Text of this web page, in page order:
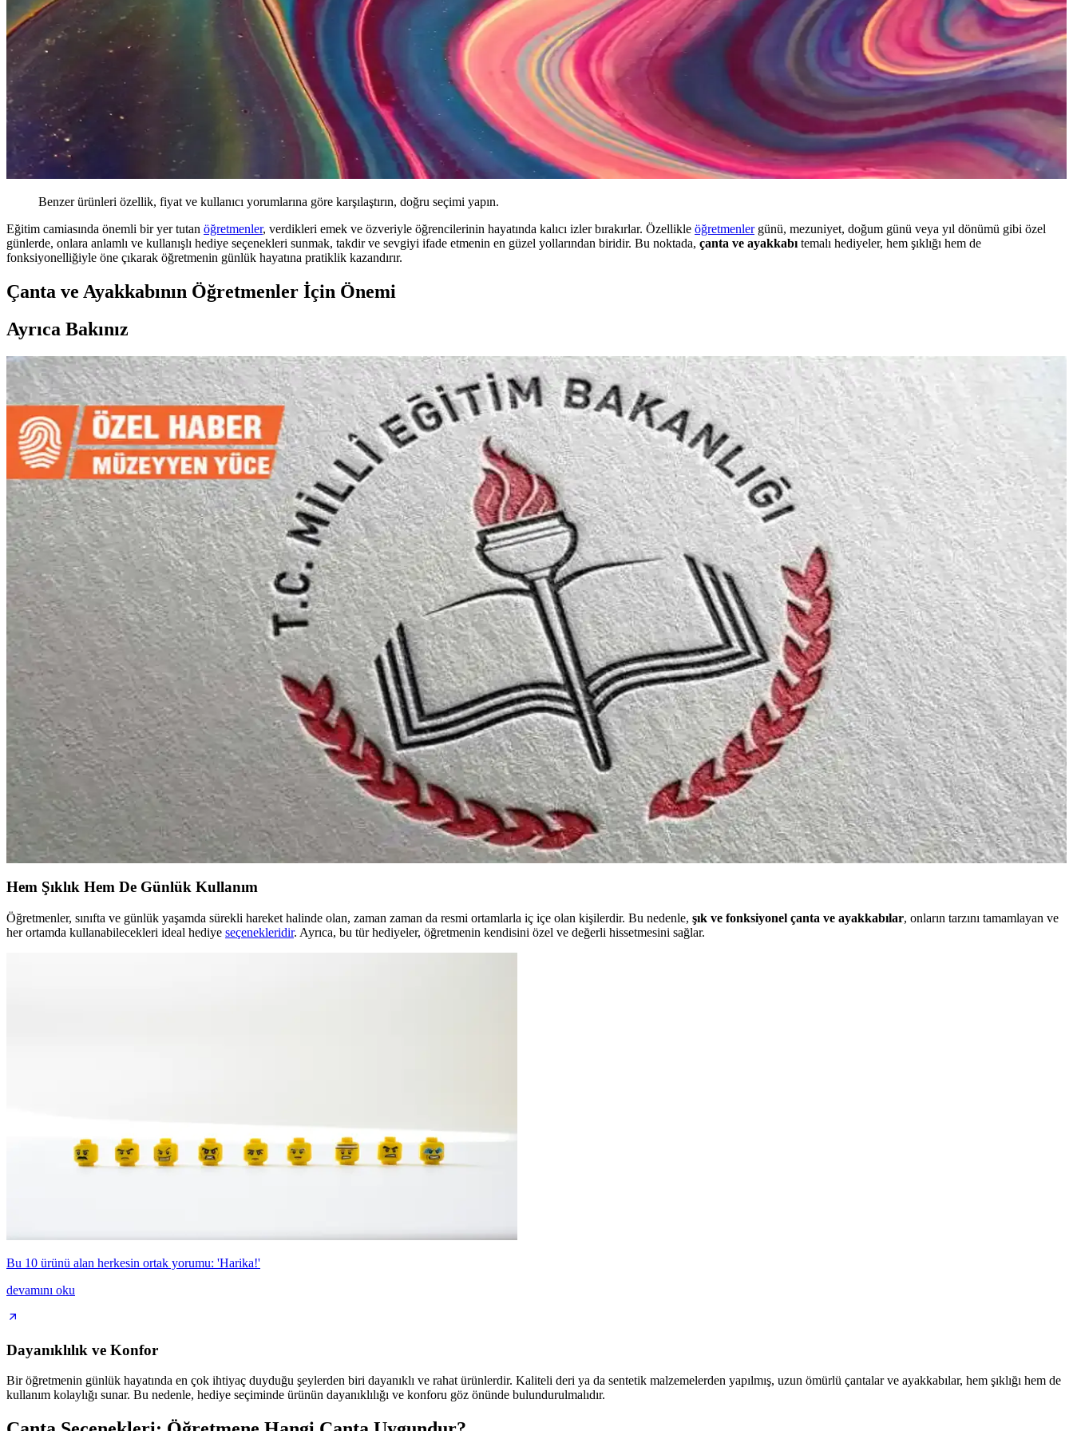
Benzer ürünleri özellik, fiyat ve kullanıcı yorumlarına göre karşılaştırın, doğru seçimi yapın.
Eğitim camiasında önemli bir yer tutan öğretmenler, verdikleri emek ve özveriyle öğrencilerinin hayatında kalıcı izler bırakırlar. Özellikle öğretmenlergünü, mezuniyet, doğum günü veya yıl dönümü gibi özel
günlerde, onlara anlamlı ve kullanışlı hediye seçenekleri sunmak, takdir ve sevgiyi ifade etmenin en güzel yollarından biridir. Bu noktada, çanta ve ayakkabı temalı hediyeler, hem şıklığı hem de
fonksiyonelliğiyle öne çıkarak öğretmenin günlük hayatına pratiklik kazandırır.
Çanta ve Ayakkabının Öğretmenler İçin Önemi
Ayrıca Bakınız
Öğretmen Çantası Seçim Rehberi: Dayanıklı, Şık ve İşlevsel Modeller
Öğretmen çantaları, dayanıklılık, şıklık ve fonksiyonelliği bir arada sunar. Geniş iç hacim, bölmeli tasarımlar ve modern modellerle mesleğinize uygun en iyi çantaları keşfedin.
Erkek Öğretmenler İçin Uygun Çanta ve Ayakkabı Hediye Seçenekleri 2023
Erkek öğretmenlere uygun şık ve dayanıklı çanta ile rahat ayakkabı seçenekleri, fonksiyonellik ve tarzı bir arada sunar, günlük ihtiyaçlarını karşılar ve takdirinizi gösterir.
Öğretmenlere Duygularımızı İfade Etmek İçin En Güzel Sözler ve Anlamlı Mesajlar
Öğretmenlere duyulan minneti ve takdiri ifade eden anlamlı sözler, onların emeklerine değer katarken motivasyonlarını artırır ve toplumda saygı ile anılmalarını sağlar.
Erkek Öğretmene Hediye: Çanta ve Ayakkabı Seçenekleriyle Uygun ve Şık Alternatifler
Erkek öğretmenler için şık ve kullanışlı çanta ve ayakkabı önerileriyle anlamlı hediye seçenekleri. Günlük ve resmi ihtiyaçlara uygun, konforlu ve estetik ürünlerle öğretmeninizi mutlu edin.
Öğretmenlere Duyulan Sevgi ve Saygıyı Yansıtan Güzel Sözler ve Anlamlı Mesajlar
Öğretmenlere duyulan sevgi ve saygıyı ifade eden anlamlı sözler, motivasyonu artırır ve toplumda değerli konumlarını pekiştirir. Bu sözler, teşekkür ve takdirin en içten ifadesidir.
Erkek Öğretmene Uygun Çanta ve Ayakkabı Hediye Seçenekleri 2023
Erkek öğretmenlere hediye seçerken tarz ve kullanışlılık ön planda. Çanta ve ayakkabı seçenekleriyle anlamlı ve uzun ömürlü hediye alternatifleri burada.
Erkek Öğretmene Doğum Günü Mesajı Örnekleri ve Yazım İpuçları
Öğretmeniniz için samimi ve anlamlı doğum günü mesajlarıyla ona olan sevgi ve saygınızı gösterebilirsiniz. İşte örnekler ve yazım ipuçlarıyla unutulmaz kutlamalar.
Öğretmen Yazısı Örnekleri ve Anlamlı Duygusal İfade Biçimleri
Öğretmen yazıları, içtenlikle kaleme alınan duygusal ifadelerle öğretmenlere sevgi ve minnettarlığı gösterir. Bu yazılar, özel günlerde, veda ve teşekkürlerde anlam kazanır ve öğretmen-öğrenci bağını güçlendirir.
Hem Şıklık Hem De Günlük Kullanım
Öğretmenler, sınıfta ve günlük yaşamda sürekli hareket halinde olan, zaman zaman da resmi ortamlarla iç içe olan kişilerdir. Bu nedenle, şık ve fonksiyonel çanta ve ayakkabılar, onların tarzını tamamlayan ve
her ortamda kullanabilecekleri ideal hediye seçenekleridir. Ayrıca, bu tür hediyeler, öğretmenin kendisini özel ve değerli hissetmesini sağlar.
Bu 10 ürünü alan herkesin ortak yorumu: 'Harika!'
devamını oku
Dayanıklılık ve Konfor
Bir öğretmenin günlük hayatında en çok ihtiyaç duyduğu şeylerden biri dayanıklı ve rahat ürünlerdir. Kaliteli deri ya da sentetik malzemelerden yapılmış, uzun ömürlü çantalar ve ayakkabılar, hem şıklığı hem de
kullanım kolaylığı sunar. Bu nedenle, hediye seçiminde ürünün dayanıklılığı ve konforu göz önünde bulundurulmalıdır.